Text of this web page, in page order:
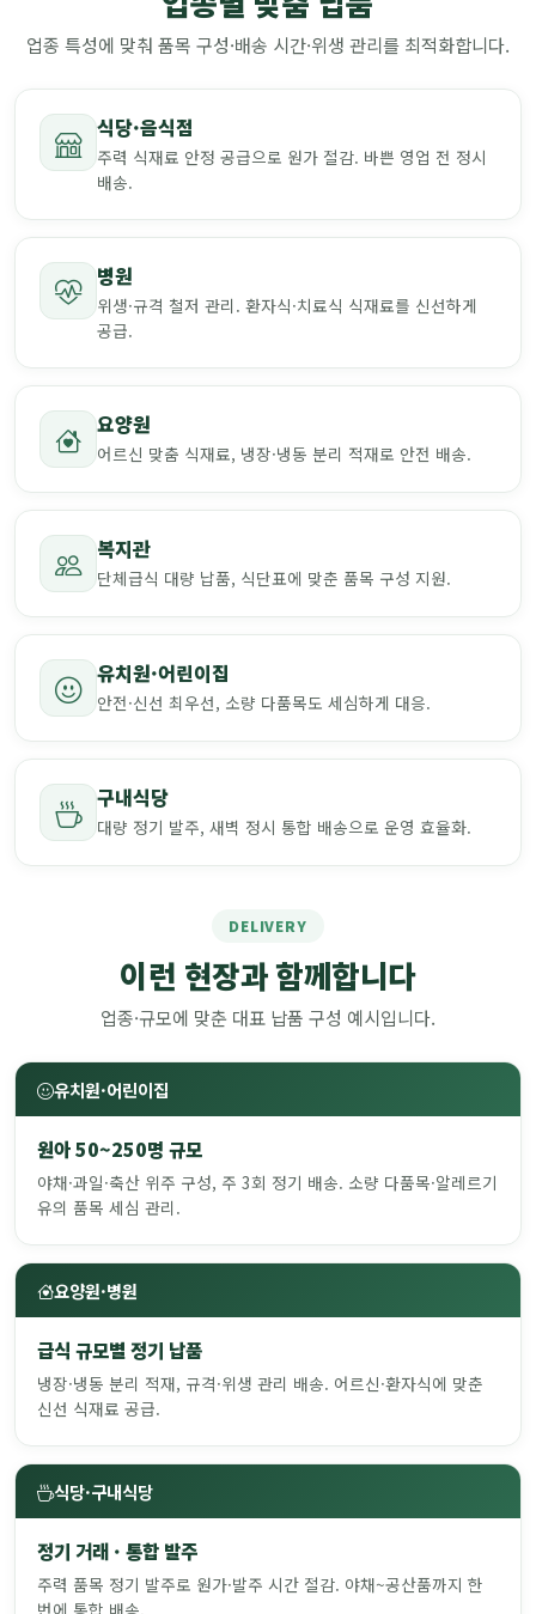
업종 특성에 맞춰 품목 구성·배송 시간·위생 관리를 최적화합니다.
식당·음식점
주력 식재료 안정 공급으로 원가 절감. 바쁜 영업 전 정시
배송.
병원
위생·규격 철저 관리. 환자식·치료식 식재료를 신선하게
공급.
요양원
어르신 맞춤 식재료, 냉장·냉동 분리 적재로 안전 배송.
복지관
단체급식 대량 납품, 식단표에 맞춘 품목 구성 지원.
유치원·어린이집
안전·신선 최우선, 소량 다품목도 세심하게 대응.
구내식당
대량 정기 발주, 새벽 정시 통합 배송으로 운영 효율화.
DELIVERY
이런 현장과 함께합니다
업종·규모에 맞춘 대표 납품 구성 예시입니다.
유치원·어린이집
원아 50~250명 규모
야채·과일·축산 위주 구성, 주 3회 정기 배송. 소량 다품목·알레르기
유의 품목 세심 관리.
요양원·병원
급식 규모별 정기 납품
냉장·냉동 분리 적재, 규격·위생 관리 배송. 어르신·환자식에 맞춘
신선 식재료 공급.
식당·구내식당
정기 거래 · 통합 발주
주력 품목 정기 발주로 원가·발주 시간 절감. 야채~공산품까지 한